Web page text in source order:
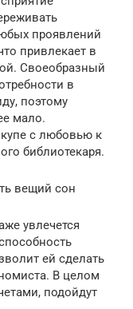
проявлений
привлекает в
Своеобразный
в
поэтому
мало.
с любовью к
библиотекаря.
вещий сон
увлечется
ей сделать
В целом
подойдут